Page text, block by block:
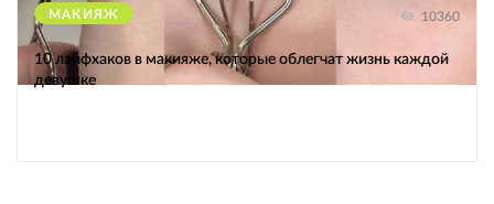
МАКИЯЖ 10360
10 лайфхаков в макияже, которые облегчат жизнь каждой
девушке